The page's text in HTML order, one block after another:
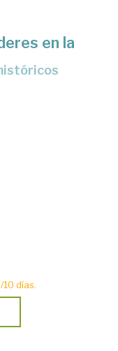
en la
10 días.